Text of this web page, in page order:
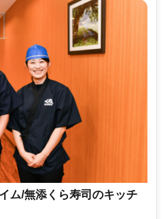
ム/無添くら寿司のキッチ